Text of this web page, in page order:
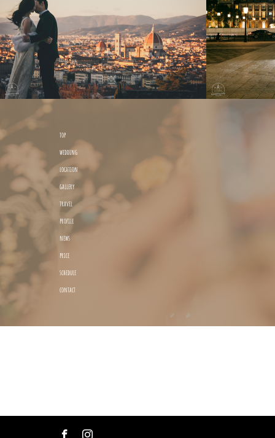
top
wedding
location
gallery
travel
profile
news
price
schedule
contact